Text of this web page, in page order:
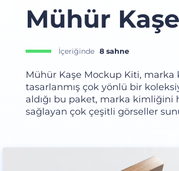
Mühür
İçeriğinde 8 sahne
Mühür Kaşe Mockup Kiti,
tasarlanmış çok yönlü bir
aldığı bu paket, marka
sağlayan çok çeşitli görseller